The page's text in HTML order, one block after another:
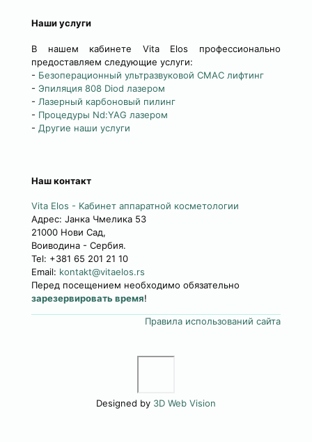
Наши услуги
В нашем кабинете Vita Elos профессионально
предоставляем следующие услуги:
- Безоперационный ультразвуковой СМАС лифтинг
- Эпиляция 808 Diod лазером
- Лазерный карбоновый пилинг
- Процедуры Nd:YAG лазером
- Другие наши услуги
Наш контакт
Vita Elos - Kабинет аппаратной косметологии
Адрес: Jанка Чмелика 53
21000 Нови Сад,
Воиводина - Сербия.
Tel: +381 65 201 21 10
Email: kontakt@vitaelos.rs
Перед посещением необходимо обязательно
зарезервировать время!
Правила использований сайта
Designed by 3D Web Vision